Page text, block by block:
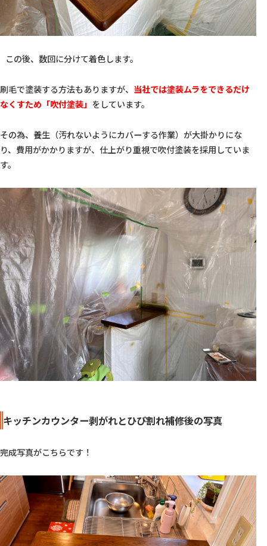
この後、数回に分けて着色します。
刷毛で塗装する方法もありますが、 当社では塗装ムラをできるだけ
なくすため「吹付塗装」 をしています。
その為、養生（汚れないようにカバーする作業）が大掛かりにな
り、費用がかかりますが、仕上がり重視で吹付塗装を採用していま
す。
キッチンカウンター剥がれとひび割れ補修後の写真
完成写真がこちらです！